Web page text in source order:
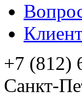
+7 (812)
Санкт-